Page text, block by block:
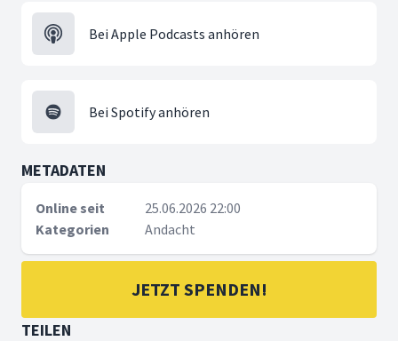
Bei Apple Podcasts anhören
Bei Spotify anhören
METADATEN
Online seit
25.06.2026 22:00
Kategorien
Andacht
JETZT SPENDEN!
TEILEN